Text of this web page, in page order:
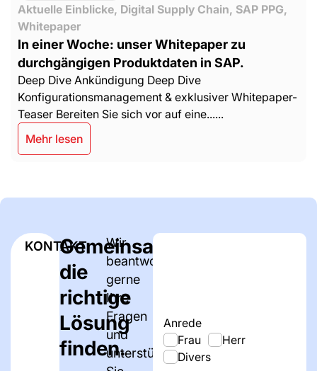
Aktuelle Einblicke, Digital Supply Chain, SAP PPG,
Whitepaper
In einer Woche: unser Whitepaper zu
durchgängigen Produktdaten in SAP.
Deep Dive Ankündigung Deep Dive
Konfigurationsmanagement & exklusiver Whitepaper-
Teaser Bereiten Sie sich vor auf eine......
Mehr lesen
KONTAKTGemeinsam
die
richtige
Lösung
finden.
Wir
beantworten
gerne
Ihre
Fragen
und
unterstützen
Anrede
Frau
Herr
Divers